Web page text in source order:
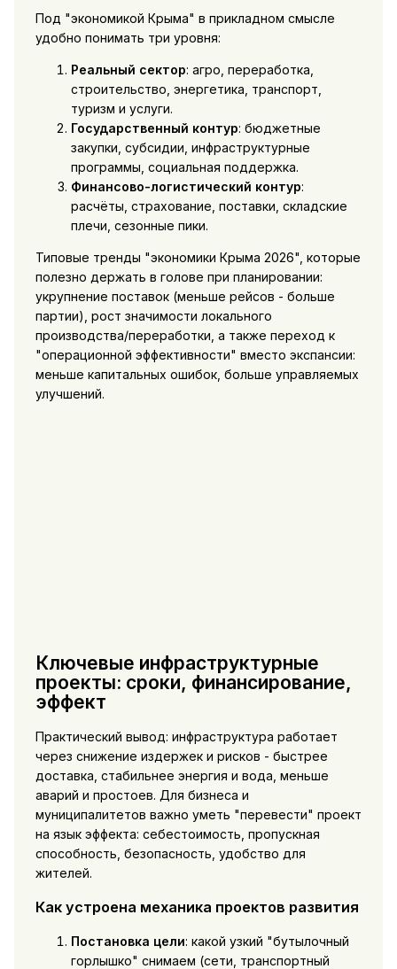
Под "экономикой Крыма" в прикладном смысле
удобно понимать три уровня:
Реальный сектор: агро, переработка,
строительство, энергетика, транспорт,
туризм и услуги.
Государственный контур: бюджетные
закупки, субсидии, инфраструктурные
программы, социальная поддержка.
Финансово-логистический контур:
расчёты, страхование, поставки, складские
плечи, сезонные пики.
Типовые тренды "экономики Крыма 2026", которые
полезно держать в голове при планировании:
укрупнение поставок (меньше рейсов - больше
партии), рост значимости локального
производства/переработки, а также переход к
"операционной эффективности" вместо экспансии:
меньше капитальных ошибок, больше управляемых
улучшений.
Ключевые инфраструктурные
проекты: сроки, финансирование,
эффект
Практический вывод: инфраструктура работает
через снижение издержек и рисков - быстрее
доставка, стабильнее энергия и вода, меньше
аварий и простоев. Для бизнеса и
муниципалитетов важно уметь "перевести" проект
на язык эффекта: себестоимость, пропускная
способность, безопасность, удобство для
жителей.
Как устроена механика проектов развития
Постановка цели: какой узкий "бутылочный
горлышко" снимаем (сети, транспортный